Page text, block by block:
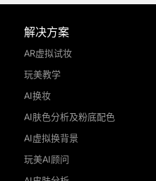
解决方案
AR虚拟试妆
玩美教学
AI换妆
AI肤色分析及粉底配色
AI虚拟换背景
玩美AI顾问